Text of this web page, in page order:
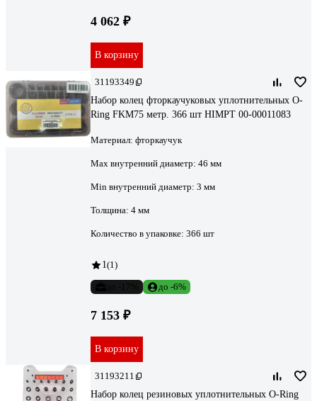
4 062 ₽
В корзину
31193349
Набор колец фторкаучуковых уплотнительных O-
Ring FKM75 метр. 366 шт HIMPT 00-00011083
Материал: фторкаучук
Max внутренний диаметр: 46 мм
Min внутренний диаметр: 3 мм
Толщина: 4 мм
Количество в упаковке: 366 шт
1 (1)
до -6%
7 153 ₽
В корзину
31193211
Набор колец резиновых уплотнительных O-Ring